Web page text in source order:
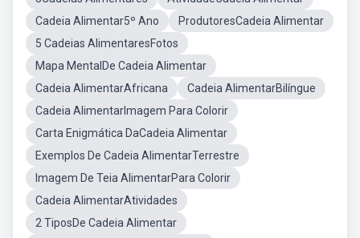
Cadeia Alimentar5º Ano
ProdutoresCadeia Alimentar
5 Cadeias AlimentaresFotos
Mapa MentalDe Cadeia Alimentar
Cadeia AlimentarAfricana
Cadeia AlimentarBilíngue
Cadeia AlimentarImagem Para Colorir
Carta Enigmática DaCadeia Alimentar
Exemplos De Cadeia AlimentarTerrestre
Imagem De Teia AlimentarPara Colorir
Cadeia AlimentarAtividades
2 TiposDe Cadeia Alimentar